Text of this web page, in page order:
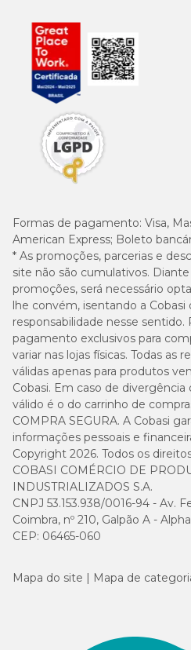
Formas de pagamento: Visa,
American Express; Boleto
* As promoções, parcerias e
site não são cumulativos.
promoções, será necessário
lhe convém, isentando a Cobasi
responsabilidade nesse
pagamento exclusivos para
variar nas lojas físicas. Todas as
válidas apenas para produtos
Cobasi. Em caso de
válido é o do carrinho de
COMPRA SEGURA. A Cobasi
informações pessoais e
Copyright 2026. Todos os
COBASI COMÉRCIO DE
INDUSTRIALIZADOS S.A.
CNPJ 53.153.938/0016-94 - Av.
Coimbra, nº 210, Galpão A -
CEP: 06465-060
Mapa do site Mapa de